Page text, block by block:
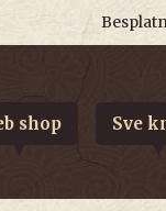
shop Sve